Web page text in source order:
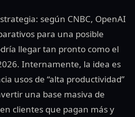
según CNBC, OpenAI
para una posible
llegar tan pronto como el
Internamente, la idea es
usos de “alta productividad”
una base masiva de
clientes que pagan más y